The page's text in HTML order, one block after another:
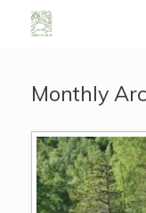
Monthly